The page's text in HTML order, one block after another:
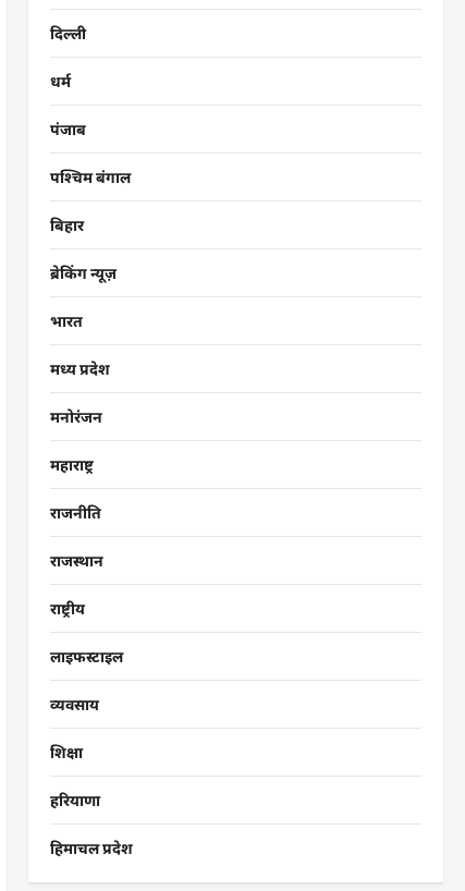
दिल्ली
धर्म
पंजाब
पश्चिम बंगाल
बिहार
ब्रेकिंग न्यूज़
भारत
मध्य प्रदेश
मनोरंजन
महाराष्ट्र
राजनीति
राजस्थान
राष्ट्रीय
लाइफस्टाइल
व्यवसाय
शिक्षा
हरियाणा
हिमाचल प्रदेश